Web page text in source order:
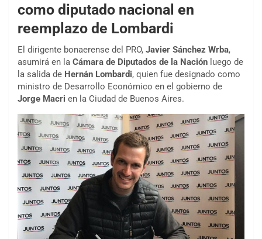
como diputado nacional en
reemplazo de Lombardi
El dirigente bonaerense del PRO, Javier Sánchez Wrba,
asumirá en la Cámara de Diputados de la Nación luego de
la salida de Hernán Lombardi, quien fue designado como
ministro de Desarrollo Económico en el gobierno de
Jorge Macri en la Ciudad de Buenos Aires.